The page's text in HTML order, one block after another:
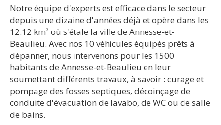
Notre équipe d'experts est efficace dans le secteur
depuis une dizaine d'années déjà et opère dans les
12.12 km² où s'étale la ville de Annesse-et-
Beaulieu. Avec nos 10 véhicules équipés prêts à
dépanner, nous intervenons pour les 1500
habitants de Annesse-et-Beaulieu en leur
soumettant différents travaux, à savoir : curage et
pompage des fosses septiques, décoinçage de
conduite d'évacuation de lavabo, de WC ou de salle
de bains.